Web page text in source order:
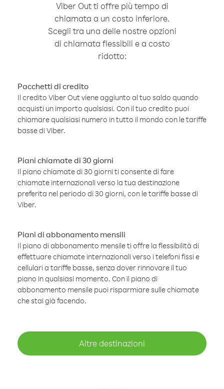
Viber Out ti offre più tempo di
chiamata a un costo inferiore.
Scegli tra una delle nostre opzioni
di chiamata flessibili e a costo
ridotto:
Pacchetti di credito
Il credito Viber Out viene aggiunto al tuo saldo quando
acquisti un importo qualsiasi. Con il tuo credito puoi
chiamare qualsiasi numero in tutto il mondo con le tariffe
basse di Viber.
Piani chiamate di 30 giorni
Il piano chiamate di 30 giorni ti consente di fare
chiamate internazionali verso la tua destinazione
preferita nel periodo di 30 giorni, con le tariffe basse di
Viber.
Piani di abbonamento mensili
Il piano di abbonamento mensile ti offre la flessibilità di
effettuare chiamate internazionali verso i telefoni fissi e
cellulari a tariffe basse, senza dover rinnovare il tuo
piano in qualsiasi momento. Con il piano di
abbonamento mensile puoi risparmiare sulle chiamate
che stai già facendo.
Altre destinazioni